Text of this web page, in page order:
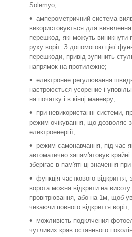
Solemyo;
амперометричний система
використовується для
перешкод, які можуть виникнути
руху воріт. З допомогою цієї
перешкоди, привід зупинить
напрямок на протилежне;
електронне регулювання
настроюється усорение і
на початку і в кінці маневру;
при невикористанні системи,
режим очікування, що дозволяє
електроенергії;
режим самонавчання, під час
автоматично запам'ятовує
зберігає в пам'яті ці значення
функція часткового відкриття,
ворота можна відкрити на
провітрювання, або на 1м, щоб
чекаючи повного відкриття воріт;
можливість подклчения
чутливих крав останнього